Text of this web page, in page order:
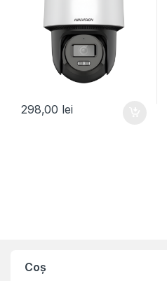
298,00 lei
Coș